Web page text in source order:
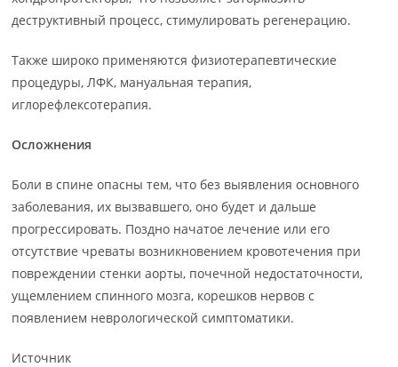
деструктивный процесс, стимулировать регенерацию.
Также широко применяются физиотерапевтические
процедуры, ЛФК, мануальная терапия,
иглорефлексотерапия.
Осложнения
Боли в спине опасны тем, что без выявления основного
заболевания, их вызвавшего, оно будет и дальше
прогрессировать. Поздно начатое лечение или его
отсутствие чреваты возникновением кровотечения при
повреждении стенки аорты, почечной недостаточности,
ущемлением спинного мозга, корешков нервов с
появлением неврологической симптоматики.
Источник